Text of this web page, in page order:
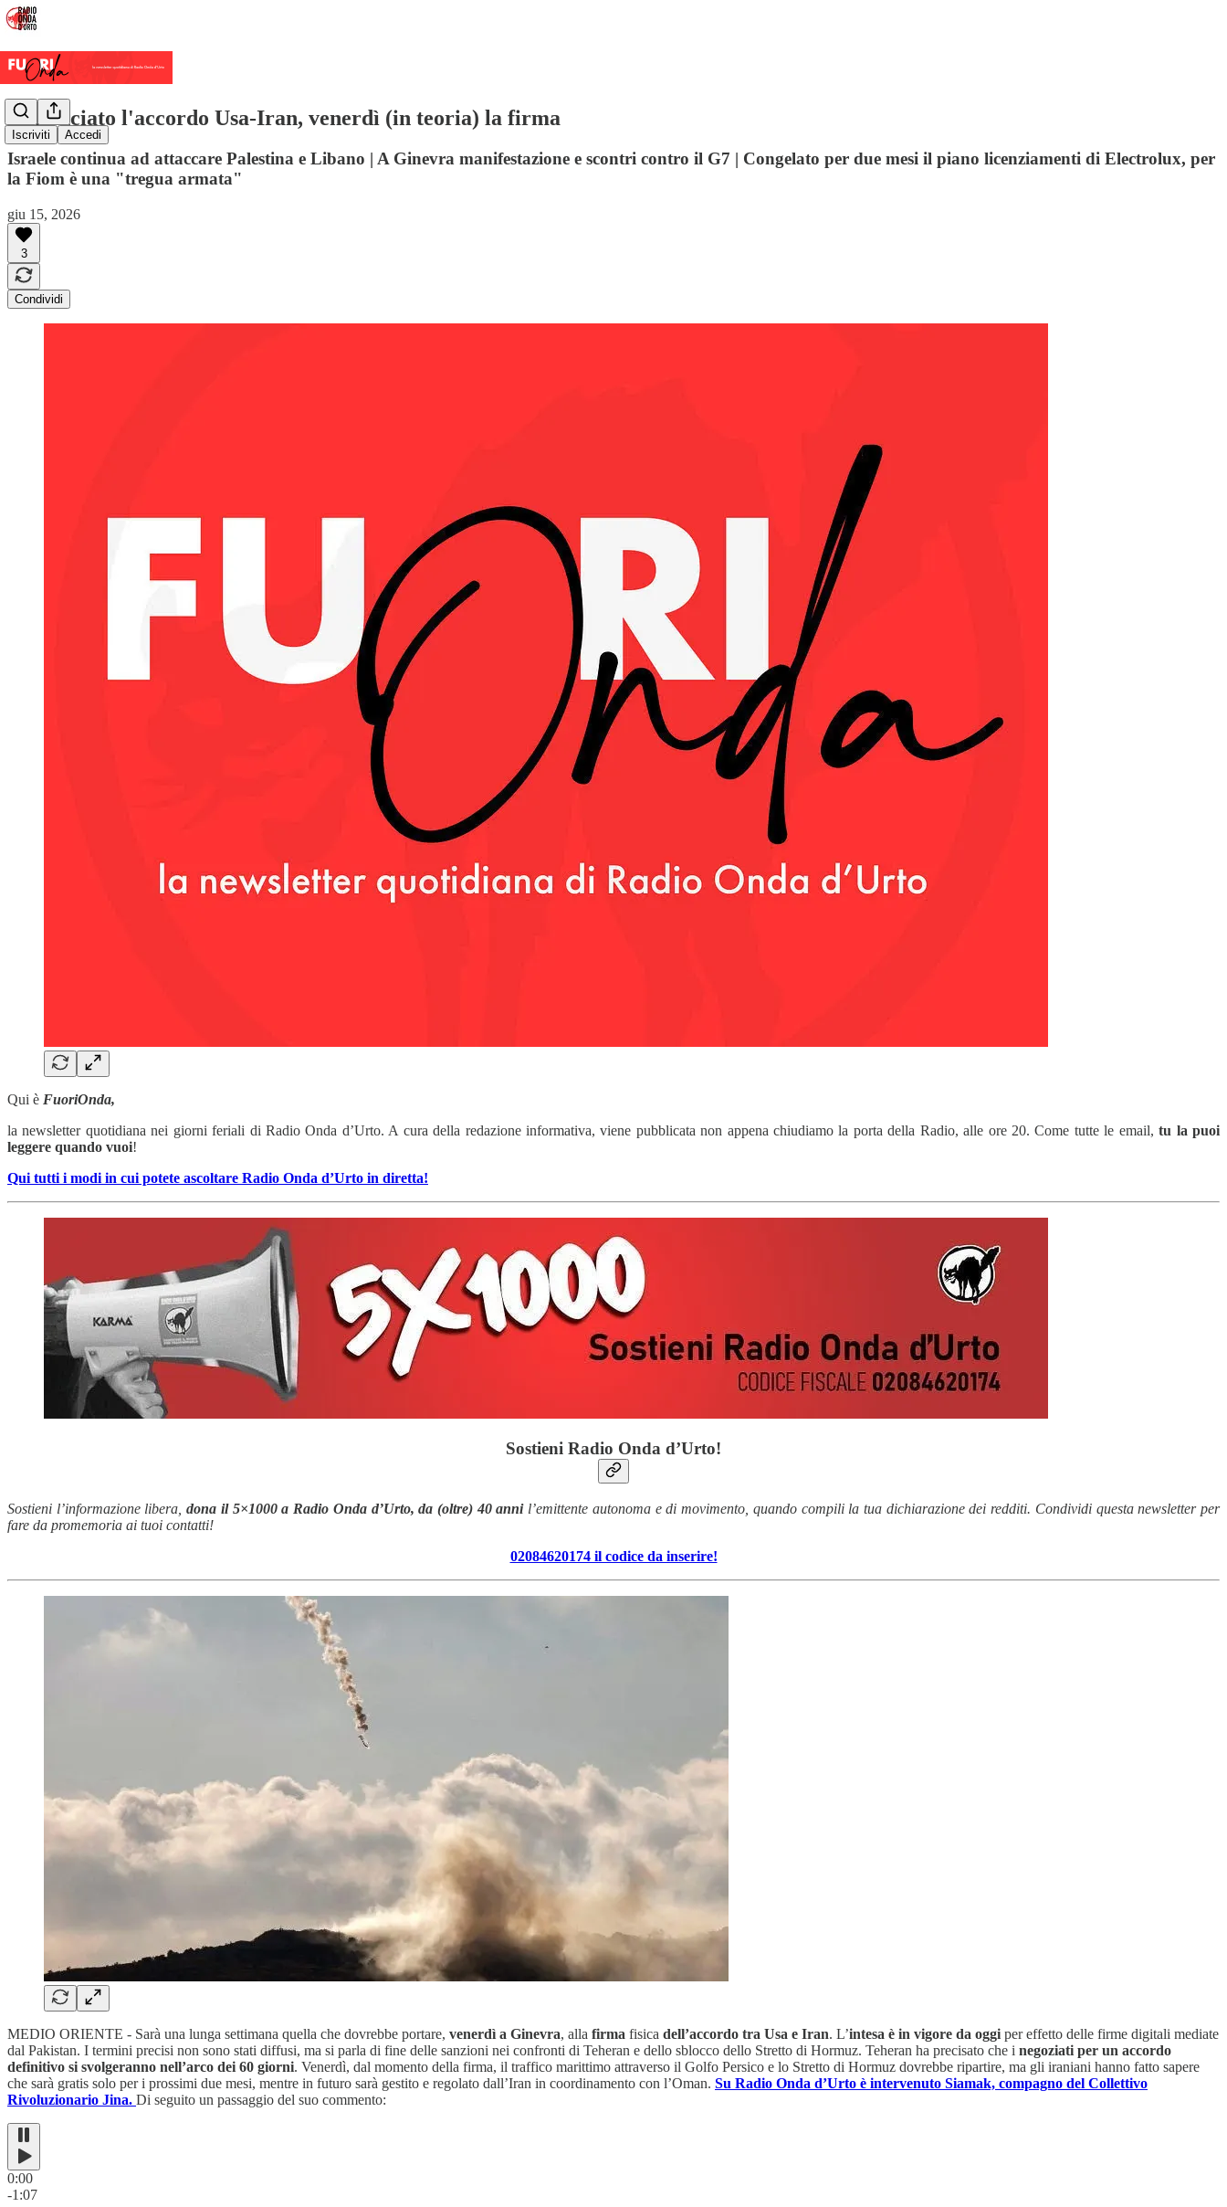
Iscriviti Accedi
Annunciato l'accordo Usa-Iran, venerdì (in teoria) la firma
Israele continua ad attaccare Palestina e Libano | A Ginevra manifestazione e scontri contro il G7 | Congelato per due mesi il piano licenziamenti di Electrolux, per
la Fiom è una "tregua armata"
giu 15, 2026
3
Condividi
Qui è FuoriOnda,
la newsletter quotidiana nei giorni feriali di Radio Onda d’Urto. A cura della redazione informativa, viene pubblicata non appena chiudiamo la porta della Radio, alle ore 20. Come tutte le email,tu la puoi
leggere quando vuoi!
Qui tutti i modi in cui potete ascoltare Radio Onda d’Urto in diretta!
Sostieni Radio Onda d’Urto!
Sostieni l’informazione libera,dona il 5×1000 a Radio Onda d’Urto, da (oltre) 40 annil’emittente autonoma e di movimento, quando compili la tua dichiarazione dei redditi. Condividi questa newsletter per
fare da promemoria ai tuoi contatti!
02084620174 il codice da inserire!
MEDIO ORIENTE - Sarà una lunga settimana quella che dovrebbe portare, venerdì a Ginevra, alla firma fisica dell’accordo tra Usa e Iran. L’intesa è in vigore da oggi per effetto delle firme digitali mediate
dal Pakistan. I termini precisi non sono stati diffusi, ma si parla di fine delle sanzioni nei confronti di Teheran e dello sblocco dello Stretto di Hormuz. Teheran ha precisato che i negoziati per un accordo
definitivo si svolgeranno nell’arco dei 60 giorni. Venerdì, dal momento della firma, il traffico marittimo attraverso il Golfo Persico e lo Stretto di Hormuz dovrebbe ripartire, ma gli iraniani hanno fatto sapere
che sarà gratis solo per i prossimi due mesi, mentre in futuro sarà gestito e regolato dall’Iran in coordinamento con l’Oman. Su Radio Onda d’Urto è intervenuto Siamak, compagno del Collettivo
Rivoluzionario Jina. Di seguito un passaggio del suo commento:
0:00
-1:07